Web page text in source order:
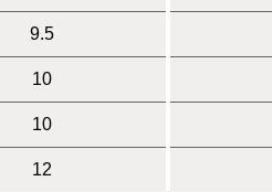
9.5
10
10
12